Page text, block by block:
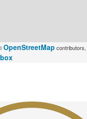
OpenStreetMap contributors,